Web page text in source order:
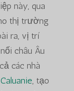
này, qua
thị trường
ra, vị trí
châu Âu
các nhà
Caluanie, tạo